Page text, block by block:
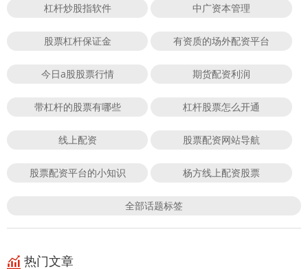
杠杆炒股指软件 中广资本管理
股票杠杆保证金 有资质的场外配资平台
今日a股股票行情 期货配资利润
带杠杆的股票有哪些 杠杆股票怎么开通
线上配资 股票配资网站导航
股票配资平台的小知识 杨方线上配资股票
全部话题标签
热门文章